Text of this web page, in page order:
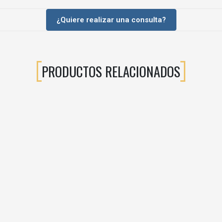
el taladro estándar de cazoleta Ø35 mm indicado por el fabricante.
¿Quiere realizar una consulta?
PRODUCTOS RELACIONADOS